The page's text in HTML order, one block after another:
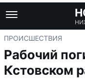
ПРОИСШЕСТВИЯ
Рабочий
Кстовском